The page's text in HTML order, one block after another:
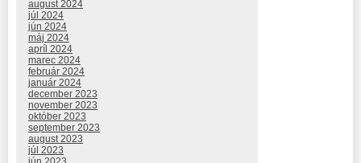
august 2024
júl 2024
jún 2024
máj 2024
apríl 2024
marec 2024
február 2024
január 2024
december 2023
november 2023
október 2023
september 2023
august 2023
júl 2023